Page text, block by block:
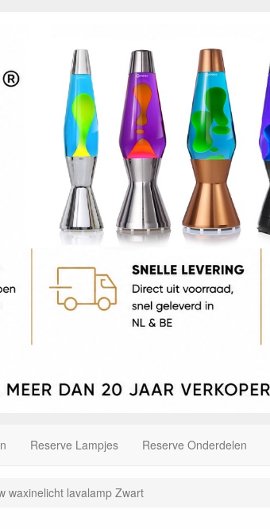
Reserve Lampjes Reserve Onderdelen
waxinelicht lavalamp Zwart